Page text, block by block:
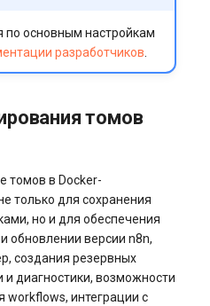
основным настройкам
разработчиков
томов
томов в Docker-
только для сохранения
но и для обеспечения
обновлении версии n8n,
создания резервных
диагностики, возможности
workflows, интеграции с